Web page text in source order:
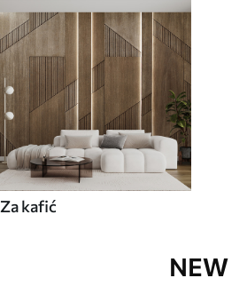
Za kafić
NEW